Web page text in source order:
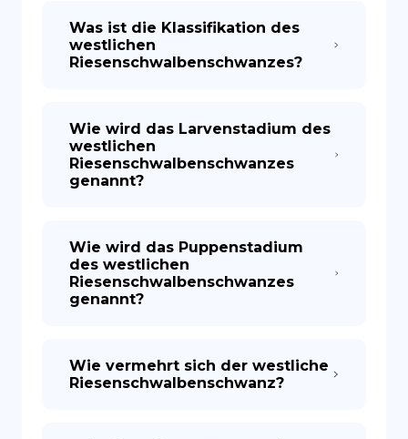
Was ist die Klassifikation des
westlichen
Riesenschwalbenschwanzes?
Wie wird das Larvenstadium des
westlichen
Riesenschwalbenschwanzes
genannt?
Wie wird das Puppenstadium
des westlichen
Riesenschwalbenschwanzes
genannt?
Wie vermehrt sich der westliche
Riesenschwalbenschwanz?